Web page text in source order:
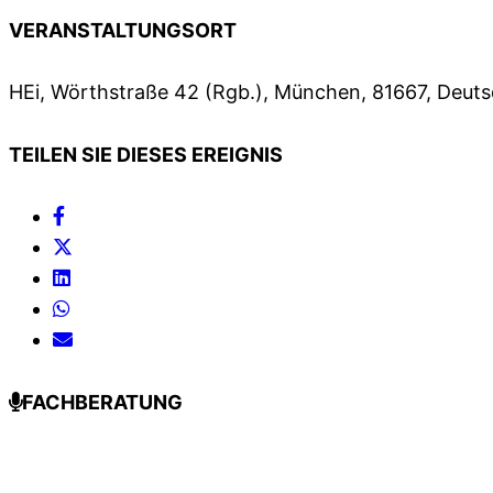
VERANSTALTUNGSORT
HEi, Wörthstraße 42 (Rgb.), München, 81667,
TEILEN SIE DIESES EREIGNIS
FACHBERATUNG